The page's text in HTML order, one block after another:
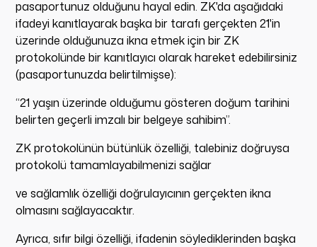
pasaportunuz olduğunu hayal edin. ZK'da aşağıdaki
ifadeyi kanıtlayarak başka bir tarafı gerçekten 21'in
üzerinde olduğunuza ikna etmek için bir ZK
protokolünde bir kanıtlayıcı olarak hareket edebilirsiniz
(pasaportunuzda belirtilmişse):
“21 yaşın üzerinde olduğumu gösteren doğum tarihini
belirten geçerli imzalı bir belgeye sahibim”.
ZK protokolünün bütünlük özelliği, talebiniz doğruysa
protokolü tamamlayabilmenizi sağlar
ve sağlamlık özelliği doğrulayıcının gerçekten ikna
olmasını sağlayacaktır.
Ayrıca, sıfır bilgi özelliği, ifadenin söylediklerinden başka